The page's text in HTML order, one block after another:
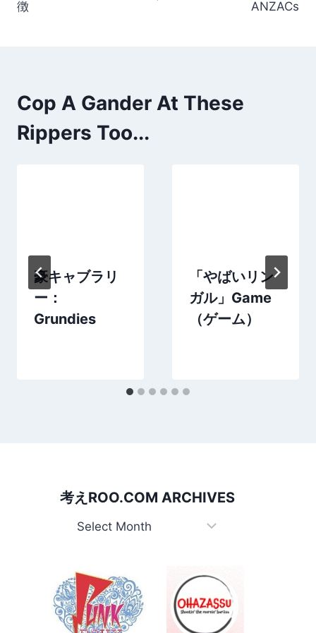
徴 ANZACs
Cop A Gander At These
Rippers Too...
豪キャブラリ
ー：
Grundies
「やばいリン
ガル」Game
（ゲーム）
考えROO.COM ARCHIVES
考
Archives